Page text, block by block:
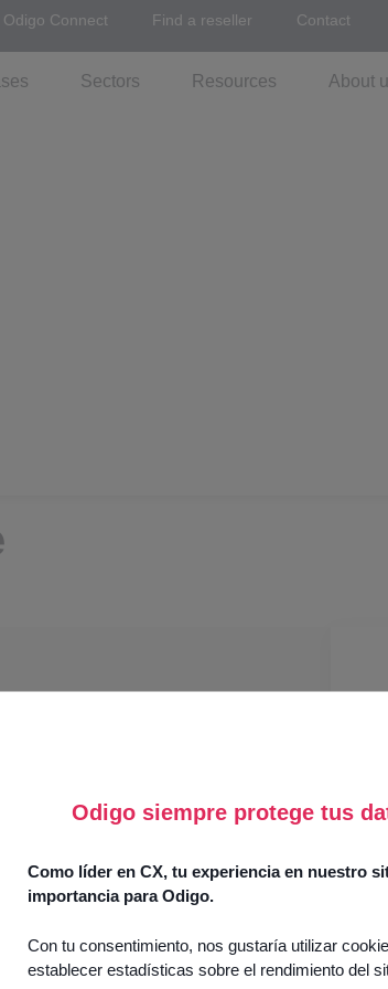
Odigo siempre protege tus
Como líder en CX, tu experiencia en nuestro
importancia para Odigo.
Con tu consentimiento, nos gustaría utilizar
establecer estadísticas sobre el rendimiento del
Odigo Connect Find a reseller Contact
Sectors Resources About